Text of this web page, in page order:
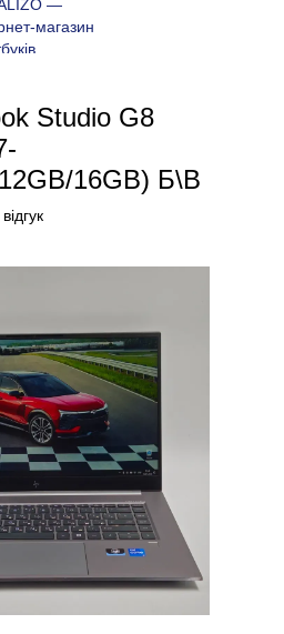
Studio G8
16GB) Б\В